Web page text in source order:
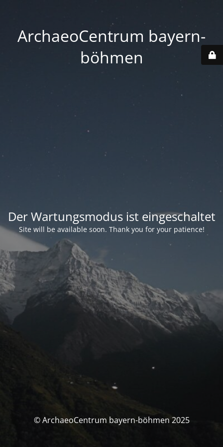
ArchaeoCentrum bayern-
böhmen
Der Wartungsmodus ist eingeschaltet
Site will be available soon. Thank you for your patience!
© ArchaeoCentrum bayern-böhmen 2025